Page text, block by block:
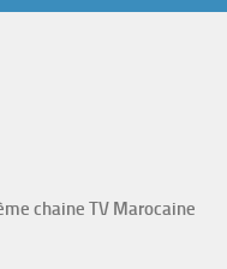
chaine TV Marocaine